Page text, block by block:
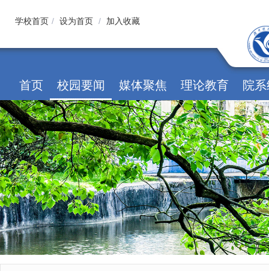
学校首页 / 设为首页 / 加入收藏
首页 校园要闻 媒体聚焦 理论教育 院